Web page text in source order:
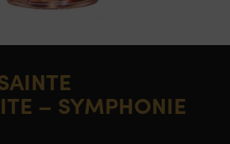
– SYMPHONIE